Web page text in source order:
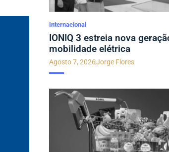
Internacional
IONIQ 3 estreia nova
mobilidade elétrica
Agosto 7, 2026Jorge Flores